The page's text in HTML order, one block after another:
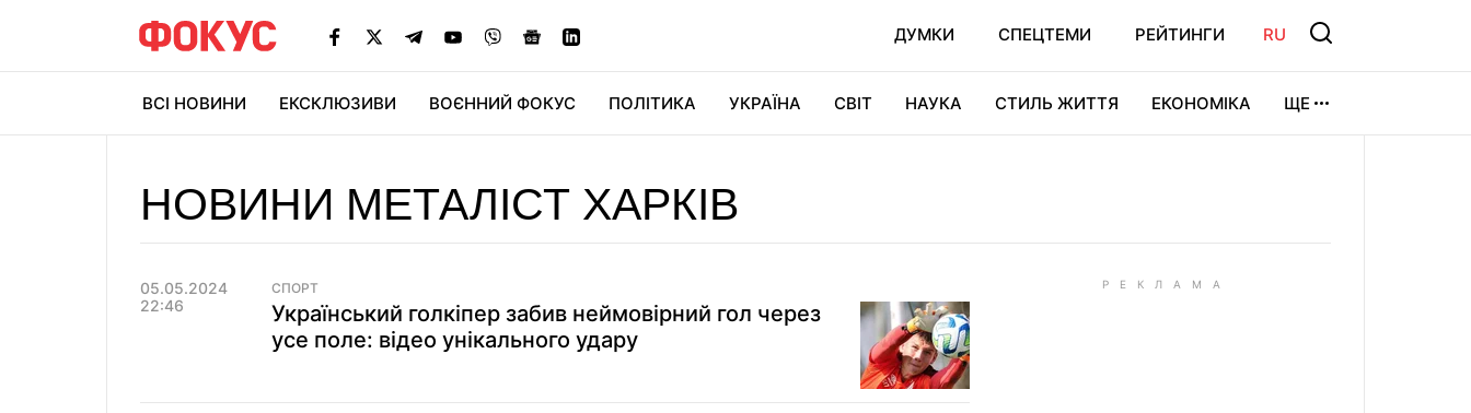
ДУМКИ СПЕЦТЕМИ РЕЙТИНГИ RU
ВСІ НОВИНИ ЕКСКЛЮЗИВИ ВОЄННИЙ ФОКУС ПОЛІТИКА УКРАЇНА СВІТ НАУКА СТИЛЬ ЖИТТЯ ЕКОНОМІКА ЩЕ
НОВИНИ МЕТАЛІСТ ХАРКІВ
05.05.2024
22:46
СПОРТ
Український голкіпер забив неймовірний гол через
усе поле: відео унікального удару